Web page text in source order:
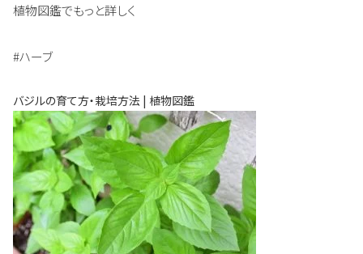
植物図鑑でもっと詳しく
#ハーブ
バジルの育て方・栽培方法 | 植物図鑑